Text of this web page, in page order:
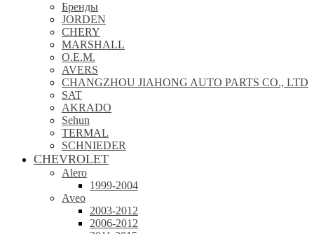
Бренды
JORDEN
CHERY
MARSHALL
O.E.M.
AVERS
CHANGZHOU JIAHONG AUTO PARTS CO., LTD
SAT
AKRADO
Sehun
TERMAL
SCHNIEDER
CHEVROLET
Alero
1999-2004
Aveo
2003-2012
2006-2012